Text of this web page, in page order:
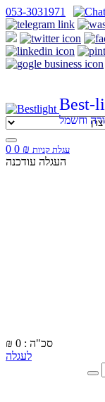
053-3031971
Best-
וחשמל
0 עגלת קניות ₪
0
העגלה עודכנה
₪
סכ"ה : 0
לעגלה